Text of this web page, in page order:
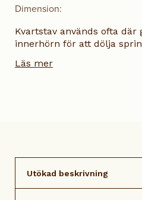
Dimension:
Kvartstav används ofta
innerhörn för att dölja
Läs mer
Utökad beskrivning